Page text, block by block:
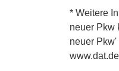
* Weitere
neuer Pkw
neuer